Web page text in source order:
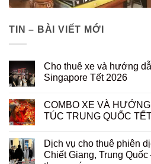
TIN – BÀI VIẾT MỚI
Cho thuê xe và hướng
Singapore Tết 2026
COMBO XE VÀ
TÚC TRUNG QUỐC
Dịch vụ cho thuê phiên
Chiết Giang, Trung